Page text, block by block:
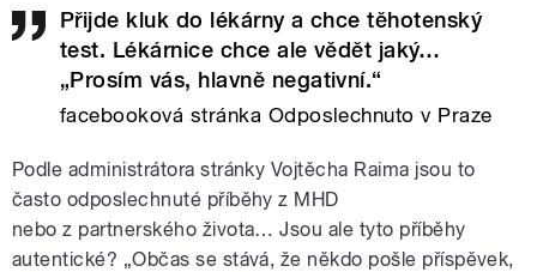
Přijde kluk do lékárny a chce těhotenský
test. Lékárnice chce ale vědět jaký…
„Prosím vás, hlavně negativní.“
facebooková stránka Odposlechnuto v Praze
Podle administrátora stránky Vojtěcha Raima jsou to
často odposlechnuté příběhy z MHD
nebo z partnerského života… Jsou ale tyto příběhy
autentické? „Občas se stává, že někdo pošle příspěvek,